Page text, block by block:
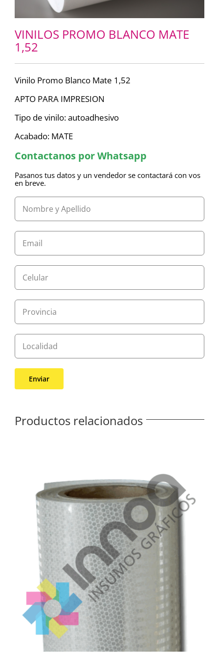
VINILOS PROMO BLANCO MATE
1,52
Vinilo Promo Blanco Mate 1,52
APTO PARA IMPRESION
Tipo de vinilo: autoadhesivo
Acabado: MATE
Contactanos por Whatsapp
Pasanos tus datos y un vendedor se contactará con vos
en breve.
Productos relacionados